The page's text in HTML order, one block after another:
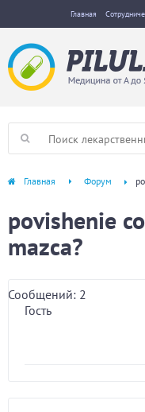
Главная
Главная Форум
povishenie
mazca?
Сообщений: 2
Гость